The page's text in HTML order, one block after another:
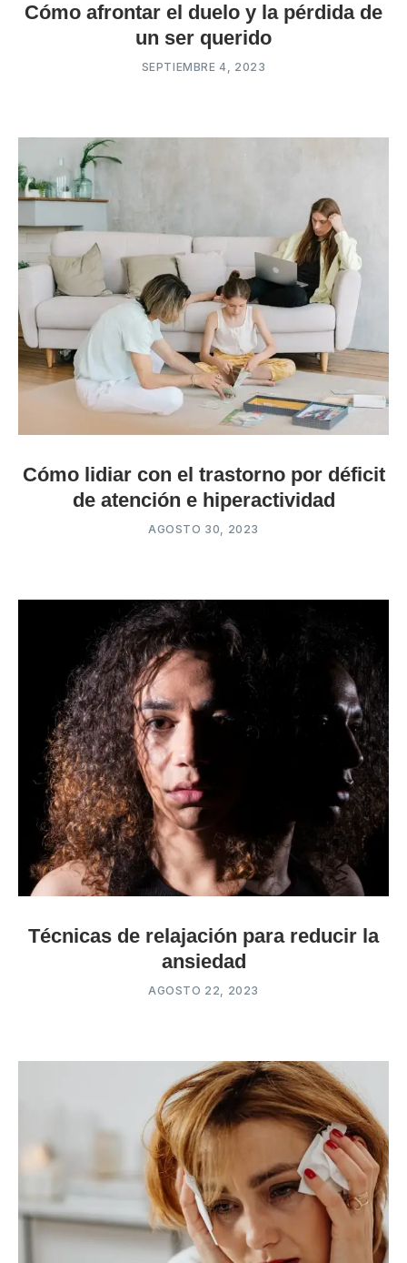
Cómo afrontar el duelo y la pérdida de
un ser querido
SEPTIEMBRE 4, 2023
Cómo lidiar con el trastorno por déficit
de atención e hiperactividad
AGOSTO 30, 2023
Técnicas de relajación para reducir la
ansiedad
AGOSTO 22, 2023